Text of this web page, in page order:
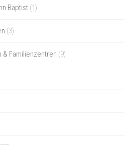
Baptist (1)
(3)
Familienzentren (9)